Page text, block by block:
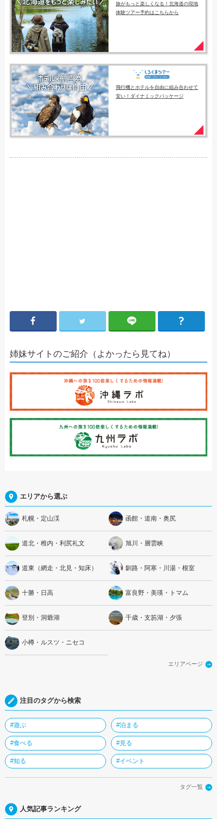
旅がもっと楽しくなる！北海道の現地
体験ツアー予約はこちらから
飛行機とホテルを自由に組み合わせて
安い！ダイナミックパッケージ
姉妹サイトのご紹介（よかったら見てね）
エリアから選ぶ
札幌・定山渓 函館・道南・奥尻
道北・稚内・利尻礼文 旭川・層雲峡
道東（網走・北見・知床） 釧路・阿寒・川湯・根室
十勝・日高 富良野・美瑛・トマム
登別・洞爺湖 千歳・支笏湖・夕張
小樽・ルスツ・ニセコ
エリアページ
注目のタグから検索
#遊ぶ #泊まる
#食べる #見る
#知る #イベント
タグ一覧
人気記事ランキング